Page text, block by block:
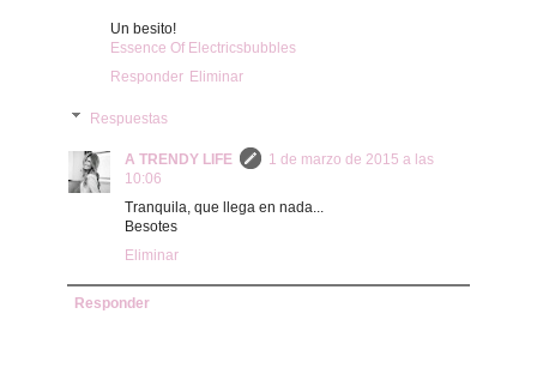
Un besito!
Essence Of Electricsbubbles
Responder Eliminar
Respuestas
A TRENDY LIFE
1 de marzo de 2015 a las
10:06
Tranquila, que llega en nada...
Besotes
Eliminar
Responder